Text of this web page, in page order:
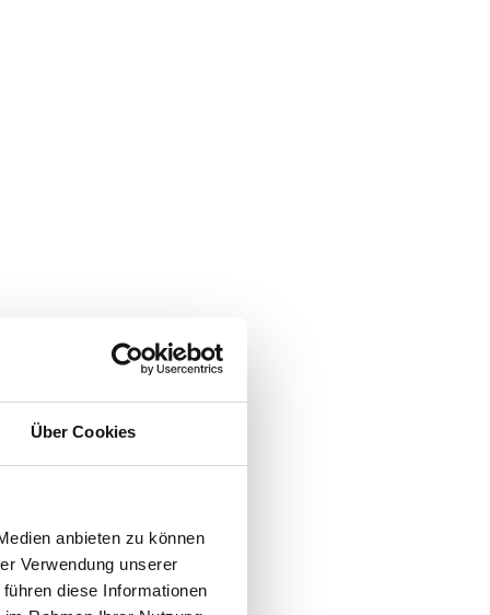
Über Cookies
anbieten zu können
Verwendung unserer
diese Informationen